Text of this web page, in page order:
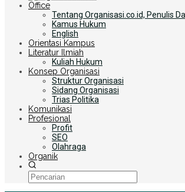
Office
Tentang Organisasi.co.id, Penulis
Kamus Hukum
English
Orientasi Kampus
Literatur Ilmiah
Kuliah Hukum
Konsep Organisasi
Struktur Organisasi
Sidang Organisasi
Trias Politika
Komunikasi
Profesional
Profit
SEO
Olahraga
Organik